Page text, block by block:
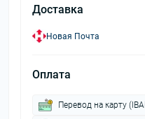
Доставка
Новая Почта
Оплата
Перевод на карту